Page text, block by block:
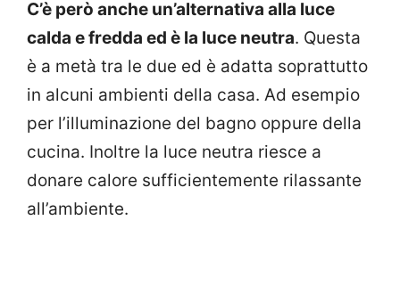
C’è però anche un’alternativa alla luce
calda e fredda ed è la luce neutra. Questa
è a metà tra le due ed è adatta soprattutto
in alcuni ambienti della casa. Ad esempio
per l’illuminazione del bagno oppure della
cucina. Inoltre la luce neutra riesce a
donare calore sufficientemente rilassante
all’ambiente.